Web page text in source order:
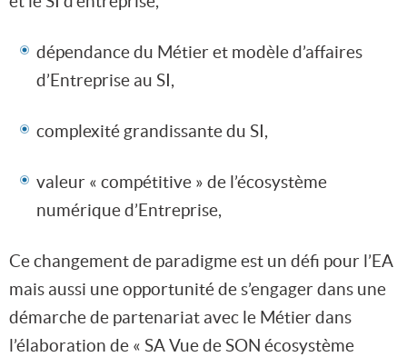
dépendance du Métier et modèle d’affaires
d’Entreprise au SI,
complexité grandissante du SI,
valeur « compétitive » de l’écosystème
numérique d’Entreprise,
Ce changement de paradigme est un défi pour l’EA
mais aussi une opportunité de s’engager dans une
démarche de partenariat avec le Métier dans
l’élaboration de « SA Vue de SON écosystème